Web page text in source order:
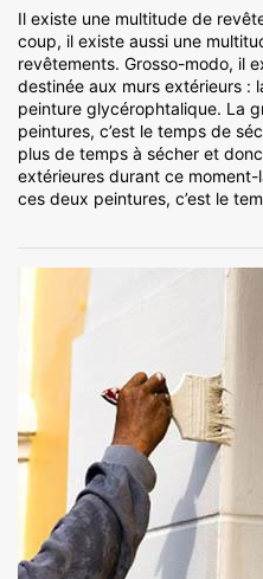
Il existe une multitude de
coup, il existe aussi une
revêtements. Grosso-modo, il
destinée aux murs extérieurs :
peinture glycérophtalique. La
peintures, c’est le temps de
plus de temps à sécher et
extérieures durant ce
ces deux peintures, c’est le